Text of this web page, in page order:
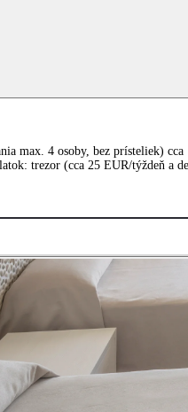
max. 4 osoby, bez prísteliek)
trezor (cca 25 EUR/týždeň a